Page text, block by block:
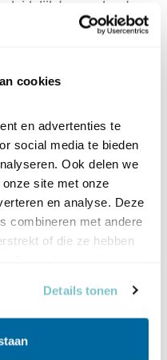
cookies
en advertenties te
social media te bieden
Ook delen we
site met onze
en analyse. Deze
combineren met andere
of die ze hebben
Details tonen
toe en duurt
laat zo duidelijk
een staccato
zeer luide
met een verdedigend